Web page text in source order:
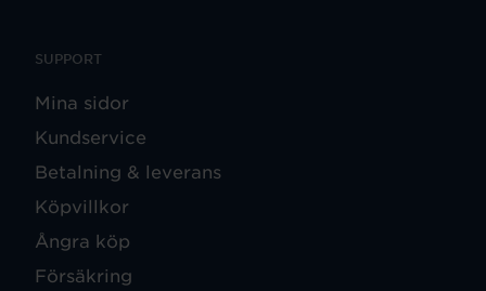
SUPPORT
Mina sidor
Kundservice
Betalning & leverans
Köpvillkor
Ångra köp
Försäkring